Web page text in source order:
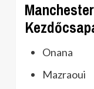
Onana
Mazraoui